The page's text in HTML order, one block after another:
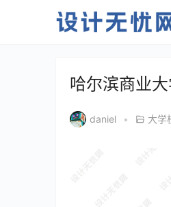
哈尔滨商业
daniel • 大学